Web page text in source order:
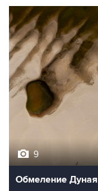
9
Обмеление Дуная